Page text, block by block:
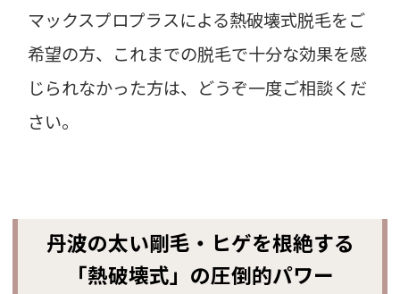
マックスプロプラスによる熱破壊式脱毛をご
希望の方、これまでの脱毛で十分な効果を感
じられなかった方は、どうぞ一度ご相談くだ
さい。
丹波の太い剛毛・ヒゲを根絶する
「熱破壊式」の圧倒的パワー